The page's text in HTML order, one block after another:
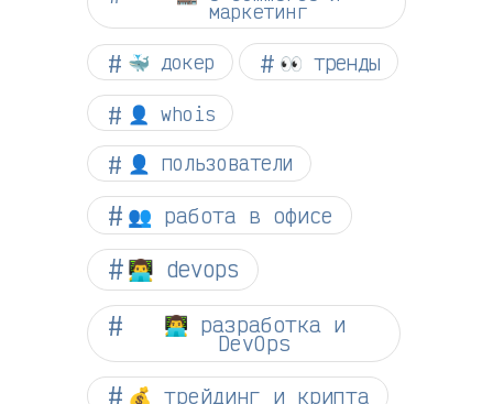
маркетинг
🐳 докер 👀 тренды
👤 whois
👤 пользователи
👥 работа в офисе
👨‍💻 devops
👨‍💻 разработка и
DevOps
💰 трейдинг и крипта